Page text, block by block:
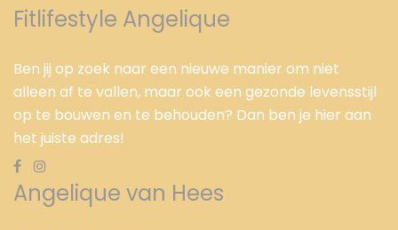
Fitlifestyle Angelique
Ben jij op zoek naar een nieuwe manier om niet
alleen af te vallen, maar ook een gezonde levensstijl
op te bouwen en te behouden? Dan ben je hier aan
het juiste adres!
Angelique van Hees